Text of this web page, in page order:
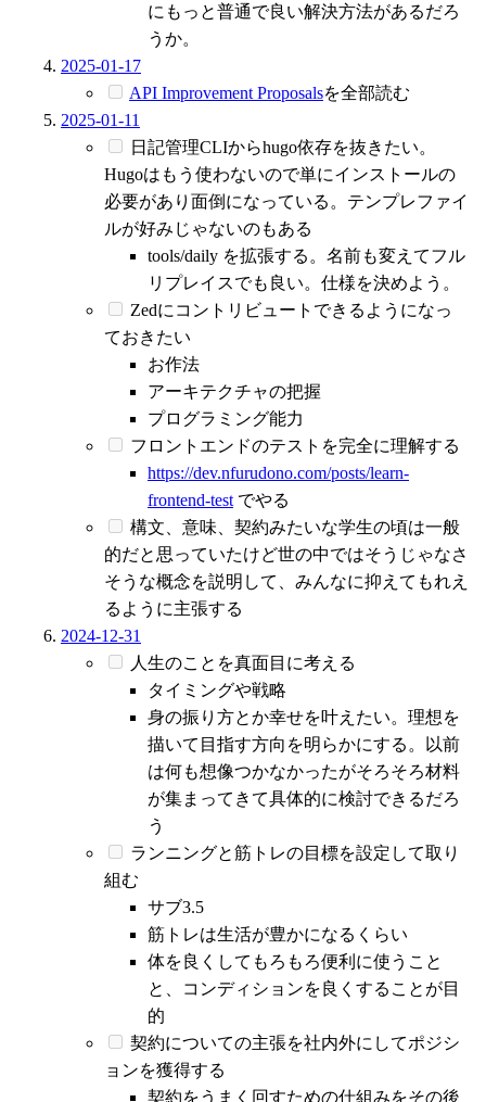
にもっと普通で良い解決方法があるだろ
うか。
2025-01-17
API Improvement Proposalsを全部読む
2025-01-11
日記管理CLIからhugo依存を抜きたい。
Hugoはもう使わないので単にインストールの
必要があり面倒になっている。テンプレファイ
ルが好みじゃないのもある
tools/daily を拡張する。名前も変えてフル
リプレイスでも良い。仕様を決めよう。
Zedにコントリビュートできるようになっ
ておきたい
お作法
アーキテクチャの把握
プログラミング能力
フロントエンドのテストを完全に理解する
https://dev.nfurudono.com/posts/learn-
frontend-test でやる
構文、意味、契約みたいな学生の頃は一般
的だと思っていたけど世の中ではそうじゃなさ
そうな概念を説明して、みんなに抑えてもれえ
るように主張する
2024-12-31
人生のことを真面目に考える
タイミングや戦略
身の振り方とか幸せを叶えたい。理想を
描いて目指す方向を明らかにする。以前
は何も想像つかなかったがそろそろ材料
が集まってきて具体的に検討できるだろ
う
ランニングと筋トレの目標を設定して取り
組む
サブ3.5
筋トレは生活が豊かになるくらい
体を良くしてもろもろ便利に使うこと
と、コンディションを良くすることが目
的
契約についての主張を社内外にしてポジシ
ョンを獲得する
契約をうまく回すための仕組みをその後